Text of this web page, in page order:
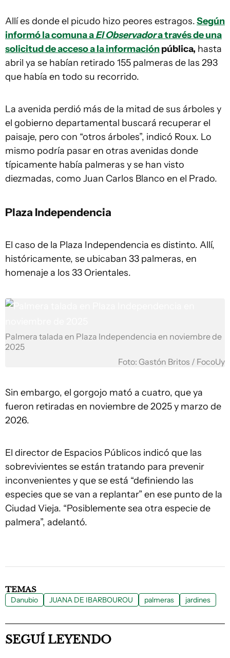
Allí es donde el picudo hizo peores estragos.Según
informó la comuna aEl Observadora través de una
solicitud de acceso a la informaciónpública, hasta
abril ya se habían retirado 155 palmeras de las 293
que había en todo su recorrido.
La avenida perdió más de la mitad de sus árboles y
el gobierno departamental buscará recuperar el
paisaje, pero con “otros árboles”, indicó Roux. Lo
mismo podría pasar en otras avenidas donde
típicamente había palmeras y se han visto
diezmadas, como Juan Carlos Blanco en el Prado.
Plaza Independencia
El caso de la Plaza Independencia es distinto. Allí,
históricamente, se ubicaban 33 palmeras, en
homenaje a los 33 Orientales.
Palmera talada en Plaza Independencia en noviembre de
2025
Foto: Gastón Britos / FocoUy
Sin embargo, el gorgojo mató a cuatro, que ya
fueron retiradas en noviembre de 2025 y marzo de
2026.
El director de Espacios Públicos indicó que las
sobrevivientes se están tratando para prevenir
inconvenientes y que se está “definiendo las
especies que se van a replantar” en ese punto de la
Ciudad Vieja. “Posiblemente sea otra especie de
palmera”, adelantó.
TEMAS
Danubio JUANA DE IBARBOUROU palmeras jardines
SEGUÍ LEYENDO